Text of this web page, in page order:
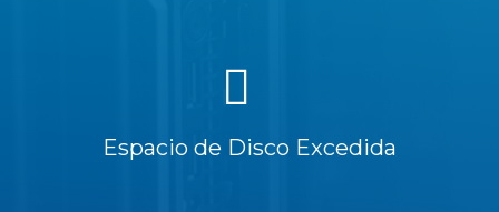
Espacio de Disco Excedida